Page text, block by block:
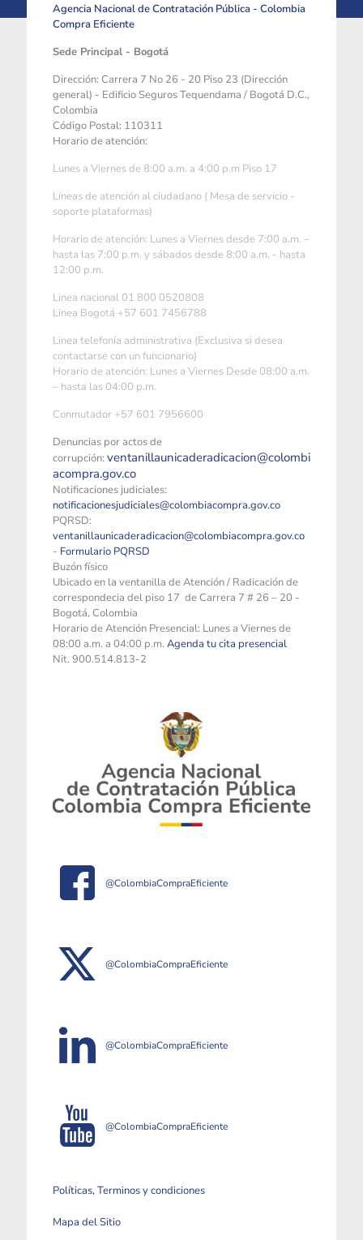
Agencia Nacional de Contratación Pública - Colombia
Compra Eficiente
Sede Principal - Bogotá
Dirección: Carrera 7 No 26 - 20 Piso 23 (Dirección
general) - Edificio Seguros Tequendama / Bogotá D.C.,
Colombia
Código Postal: 110311
Horario de atención:
Lunes a Viernes de 8:00 a.m. a 4:00 p.m Piso 17
Líneas de atención al ciudadano ( Mesa de servicio -
soporte plataformas)
Horario de atención: Lunes a Viernes desde 7:00 a.m. –
hasta las 7:00 p.m. y sábados desde 8:00 a.m. - hasta
12:00 p.m.
Linea nacional 01 800 0520808
Linea Bogotá +57 601 7456788
Linea telefonía administrativa (Exclusiva si desea
contactarse con un funcionario)
Horario de atención: Lunes a Viernes Desde 08:00 a.m.
– hasta las 04:00 p.m.
Conmutador +57 601 7956600
Denuncias por actos de
corrupción: ventanillaunicaderadicacion@colombi
acompra.gov.co
Notificaciones judiciales:
notificacionesjudiciales@colombiacompra.gov.co
PQRSD:
ventanillaunicaderadicacion@colombiacompra.gov.co
- Formulario PQRSD
Buzón físico
Ubicado en la ventanilla de Atención / Radicación de
correspondecia del piso 17 de Carrera 7 # 26 – 20 -
Bogotá, Colombia
Horario de Atención Presencial: Lunes a Viernes de
08:00 a.m. a 04:00 p.m. Agenda tu cita presencial
Nit. 900.514.813-2
@ColombiaCompraEficiente
@ColombiaCompraEficiente
@ColombiaCompraEficiente
@ColombiaCompraEficiente
Políticas, Terminos y condiciones
Mapa del Sitio